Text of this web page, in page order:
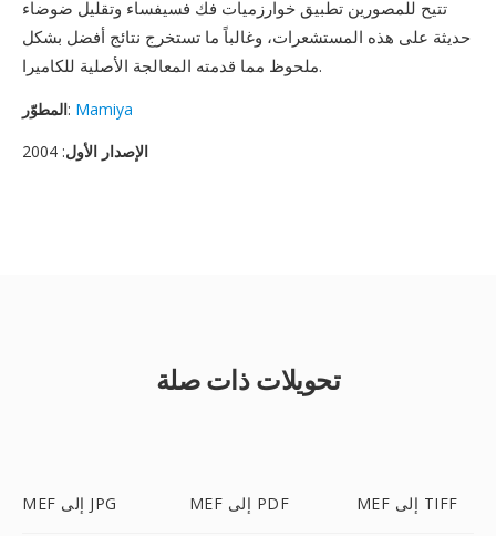
تتيح للمصورين تطبيق خوارزميات فك فسيفساء وتقليل ضوضاء
حديثة على هذه المستشعرات، وغالباً ما تستخرج نتائج أفضل بشكل
ملحوظ مما قدمته المعالجة الأصلية للكاميرا.
المطوّر: Mamiya
الإصدار الأول: 2004
تحويلات ذات صلة
MEF إلى JPG MEF إلى PDF MEF إلى TIFF